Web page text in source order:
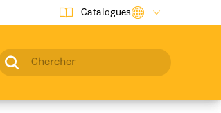
Catalogues